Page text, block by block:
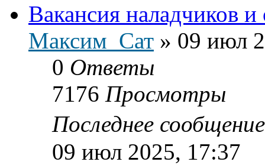
Вакансия наладчиков
Максим_Сат » 09 июл
0 Ответы
7176 Просмотры
Последнее
09 июл 2025, 17:37